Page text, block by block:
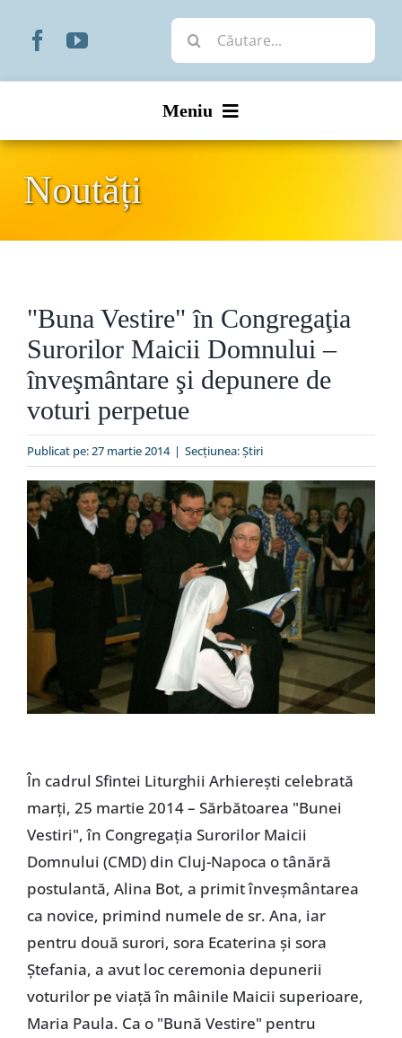
Cautare...
Meniu
Organizare
Liturgic
Special
Noutăți
"Buna Vestire" în Congregaţia
Surorilor Maicii Domnului –
înveşmântare şi depunere de
voturi perpetue
Publicat pe: 27 martie 2014 | Secțiunea:Ştiri
În cadrul Sfintei Liturghii Arhiereşti celebrată
marţi, 25 martie 2014 – Sărbătoarea "Bunei
Vestiri", în Congregaţia Surorilor Maicii
Domnului (CMD) din Cluj-Napoca o tânără
postulantă, Alina Bot, a primit înveşmântarea
ca novice, primind numele de sr. Ana, iar
pentru două surori, sora Ecaterina şi sora
Ştefania, a avut loc ceremonia depunerii
voturilor pe viaţă în mâinile Maicii superioare,
Maria Paula. Ca o "Bună Vestire" pentru